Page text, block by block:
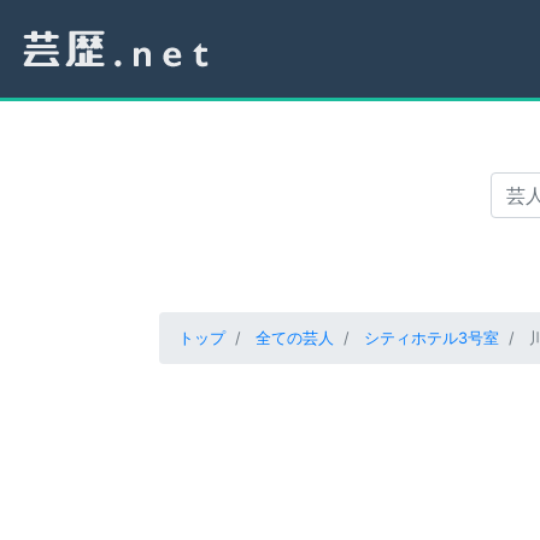
トップ 全ての芸人 シティホテル3号室